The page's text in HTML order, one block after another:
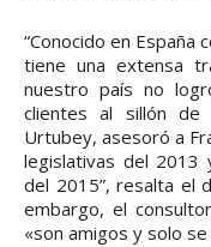
“Conocido en España
tiene una extensa
nuestro país no
clientes al sillón de
Urtubey, asesoró a
legislativas del 2013
del 2015”, resalta el
embargo, el
«son amigos y solo